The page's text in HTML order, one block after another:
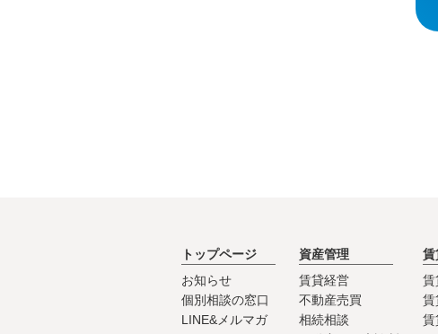
トップページ
お知らせ
個別相談の窓口
LINE&メルマガ
資産管理
賃貸経営
不動産売買
相続相談
賃
賃
賃
賃